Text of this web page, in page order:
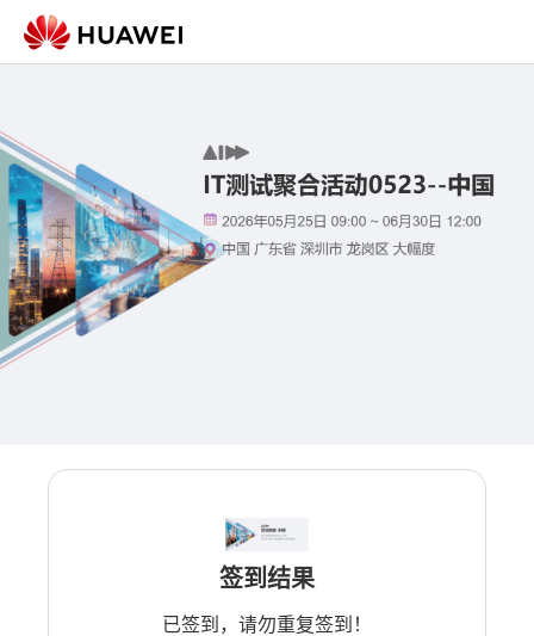
签到结果
已签到，请勿重复签到！